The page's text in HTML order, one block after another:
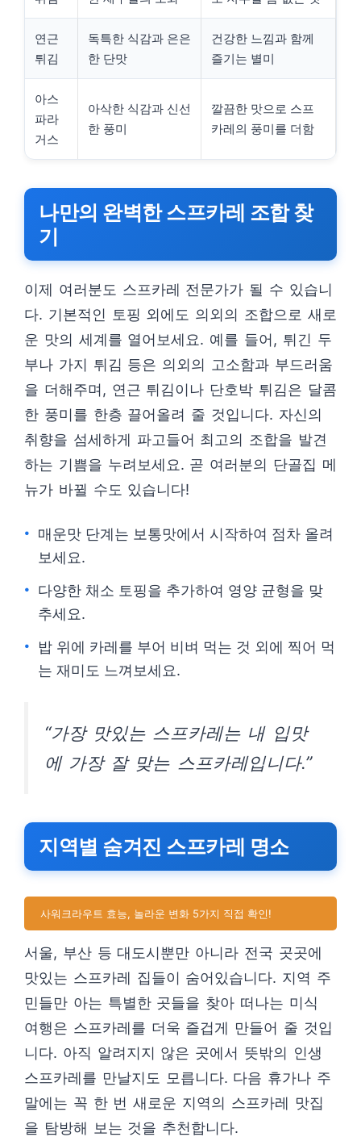
연근
튀김
독특한 식감과 은은
한 단맛
건강한 느낌과 함께
즐기는 별미
아스
파라
거스
아삭한 식감과 신선
한 풍미
깔끔한 맛으로 스프
카레의 풍미를 더함
나만의 완벽한 스프카레 조합 찾
기
이제 여러분도 스프카레 전문가가 될 수 있습니
다. 기본적인 토핑 외에도 의외의 조합으로 새로
운 맛의 세계를 열어보세요. 예를 들어, 튀긴 두
부나 가지 튀김 등은 의외의 고소함과 부드러움
을 더해주며, 연근 튀김이나 단호박 튀김은 달콤
한 풍미를 한층 끌어올려 줄 것입니다. 자신의
취향을 섬세하게 파고들어 최고의 조합을 발견
하는 기쁨을 누려보세요. 곧 여러분의 단골집 메
뉴가 바뀔 수도 있습니다!
매운맛 단계는 보통맛에서 시작하여 점차 올려
보세요.
다양한 채소 토핑을 추가하여 영양 균형을 맞
추세요.
밥 위에 카레를 부어 비벼 먹는 것 외에 찍어 먹
는 재미도 느껴보세요.
“가장 맛있는 스프카레는 내 입맛
에 가장 잘 맞는 스프카레입니다.”
지역별 숨겨진 스프카레 명소
사워크라우트 효능, 놀라운 변화 5가지 직접 확인!
서울, 부산 등 대도시뿐만 아니라 전국 곳곳에
맛있는 스프카레 집들이 숨어있습니다. 지역 주
민들만 아는 특별한 곳들을 찾아 떠나는 미식
여행은 스프카레를 더욱 즐겁게 만들어 줄 것입
니다. 아직 알려지지 않은 곳에서 뜻밖의 인생
스프카레를 만날지도 모릅니다. 다음 휴가나 주
말에는 꼭 한 번 새로운 지역의 스프카레 맛집
을 탐방해 보는 것을 추천합니다.